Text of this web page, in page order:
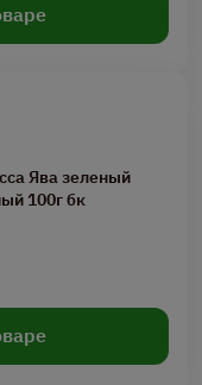
Ява зеленый
100г бк